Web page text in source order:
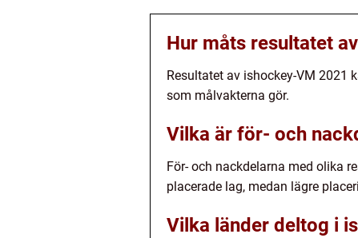
Hur måts resultatet
Resultatet av ishockey-VM 2021
som målvakterna gör.
Vilka är för- och
För- och nackdelarna med olika
placerade lag, medan lägre
Vilka länder deltog i